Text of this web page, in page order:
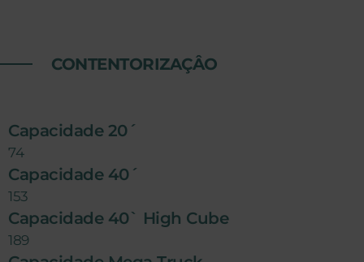
CONTENTORIZAÇÂO
Capacidade 20´
74
Capacidade 40´
153
Capacidade 40` High Cube
189